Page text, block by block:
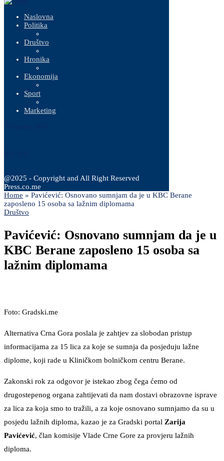
Naslovna
Politika
Društvo
Hronika
Ekonomija
Sport
Marketing
@2025 - Copyright and All Right Reserved
Press.co.me
Home » Pavićević: Osnovano sumnjam da je u KBC Berane
zaposleno 15 osoba sa lažnim diplomama
Društvo
Pavićević: Osnovano sumnjam da je u
KBC Berane zaposleno 15 osoba sa
lažnim diplomama
Foto: Gradski.me
Alternativa Crna Gora poslala je zahtjev za slobodan pristup
informacijama za 15 lica za koje se sumnja da posjeduju lažne
diplome, koji rade u Kliničkom bolničkom centru Berane.
Zakonski rok za odgovor je istekao zbog čega ćemo od
drugostepenog organa zahtijevati da nam dostavi obrazovne isprave
za lica za koja smo to tražili, a za koje osnovano sumnjamo da su u
posjedu lažnih diploma, kazao je za Gradski portal Zarija
Pavićević, član komisije Vlade Crne Gore za provjeru lažnih
diploma.